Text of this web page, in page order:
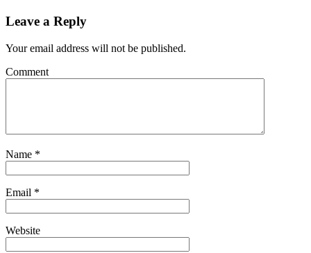
Leave a Reply
Your email address will not be published.
Comment
Name *
Email *
Website